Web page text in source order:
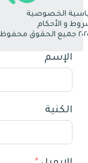
الخصوصية
و الأحكام
الإسم
الكنية